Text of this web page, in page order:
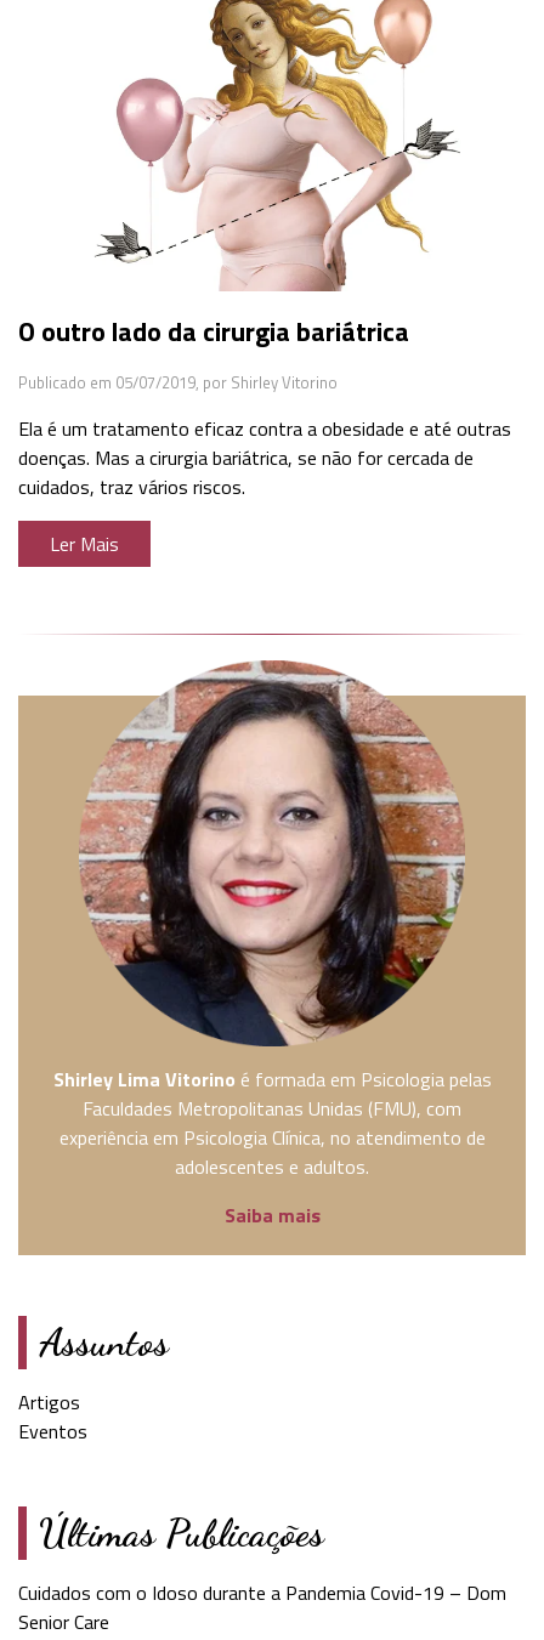
O outro lado da cirurgia bariátrica
Publicado em 05/07/2019, por Shirley Vitorino
Ela é um tratamento eficaz contra a obesidade e até outras
doenças. Mas a cirurgia bariátrica, se não for cercada de
cuidados, traz vários riscos.
Ler Mais
Shirley Lima Vitorino é formada em Psicologia pelas
Faculdades Metropolitanas Unidas (FMU), com
experiência em Psicologia Clínica, no atendimento de
adolescentes e adultos.
Saiba mais
Assuntos
Artigos
Eventos
Últimas Publicações
Cuidados com o Idoso durante a Pandemia Covid-19 – Dom
Senior Care